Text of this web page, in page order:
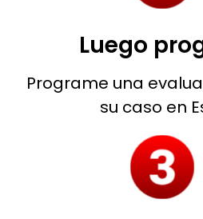
Luego
Programe una
su caso en